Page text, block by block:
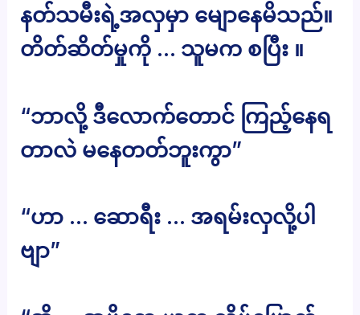
နတ်သမီးရဲ့အလှမှာ မျောနေမိသည်။
တိတ်ဆိတ်မှုကို … သူမက စပြီး ။
“ဘာလို့ ဒီလောက်တောင် ကြည့်နေရ
တာလဲ မနေတတ်ဘူးကွာ”
“ဟာ … ဆောရီး … အရမ်းလှလို့ပါ
ဗျာ”